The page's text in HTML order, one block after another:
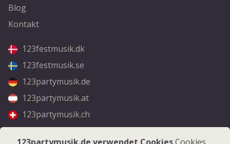
Blog
Kontakt
123festmusik.dk
123festmusik.se
123partymusik.de
123partymusik.at
123partymusik.ch
Folgen Sie uns